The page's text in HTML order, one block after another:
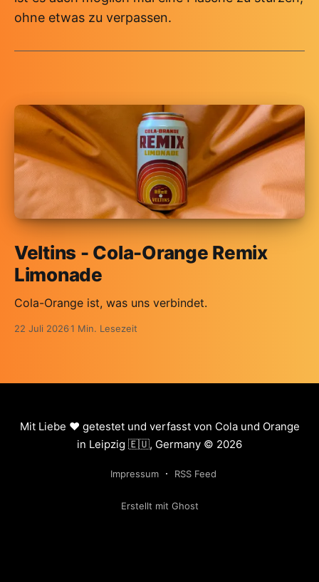
ohne etwas zu verpassen.
Veltins - Cola-Orange Remix
Limonade
Cola-Orange ist, was uns verbindet.
22 Juli 20261 Min. Lesezeit
Mit Liebe ❤️ getestet und verfasst von Cola und Orange
in Leipzig 🇪🇺, Germany © 2026
Impressum RSS Feed
Erstellt mit Ghost